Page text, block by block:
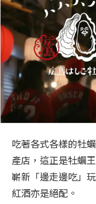
吃著各式各樣的牡
產店，這正是牡蠣
嶄新「邊走邊吃」
紅酒亦是絕配。